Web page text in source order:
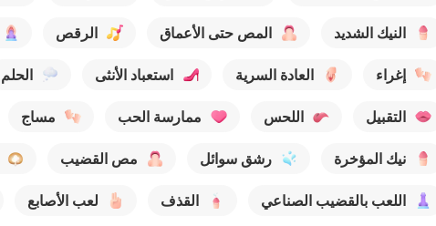
النيك الشديد المص حتى الأعماق الرقص
إغراء العادة السرية استعباد الأنثى الحلم
التقبيل اللحس ممارسة الحب مساج
نيك المؤخرة رشق سوائل مص القضيب
اللعب بالقضيب الصناعي القذف لعب الأصابع